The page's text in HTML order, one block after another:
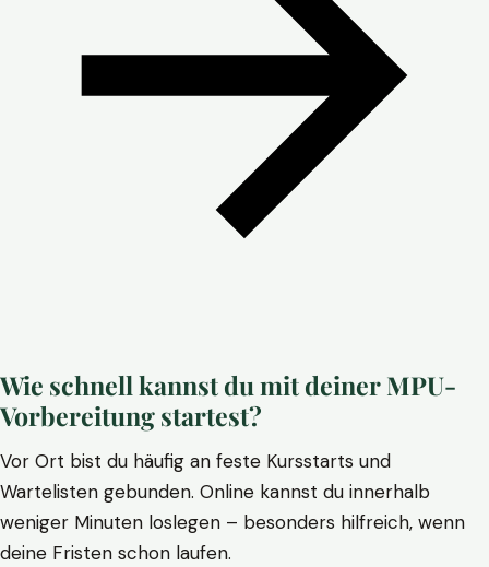
Wie schnell kannst du mit deiner MPU-
Vorbereitung startest?
Vor Ort bist du häufig an feste Kursstarts und
Wartelisten gebunden. Online kannst du innerhalb
weniger Minuten loslegen – besonders hilfreich, wenn
deine Fristen schon laufen.